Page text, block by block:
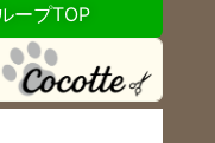
ープTOP